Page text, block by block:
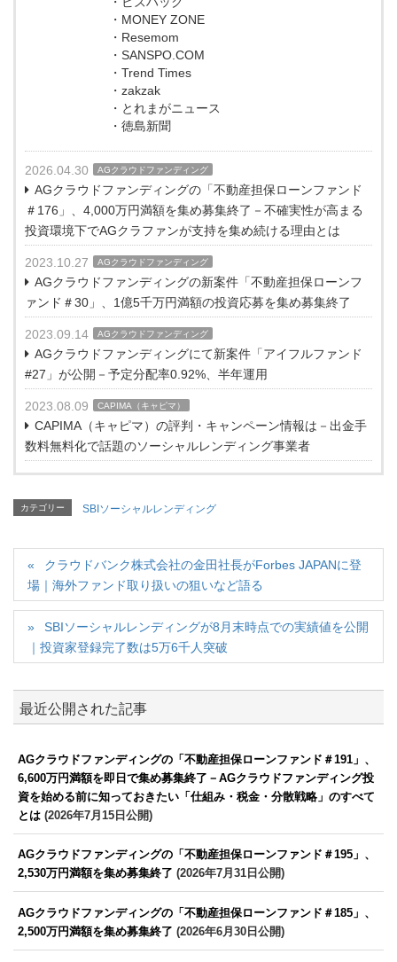
・MONEY ZONE
・Resemom
・SANSPO.COM
・Trend Times
・zakzak
・とれまがニュース
・徳島新聞
2026.04.30 AGクラウドファンディング
AGクラウドファンディングの「不動産担保ローンファンド
＃176」、4,000万円満額を集め募集終了－不確実性が高まる
投資環境下でAGクラファンが支持を集め続ける理由とは
2023.10.27 AGクラウドファンディング
AGクラウドファンディングの新案件「不動産担保ローンフ
ァンド＃30」、1億5千万円満額の投資応募を集め募集終了
2023.09.14 AGクラウドファンディング
AGクラウドファンディングにて新案件「アイフルファンド
#27」が公開－予定分配率0.92%、半年運用
2023.08.09 CAPIMA（キャピマ）
CAPIMA（キャピマ）の評判・キャンペーン情報は－出金手
数料無料化で話題のソーシャルレンディング事業者
カテゴリー SBIソーシャルレンディング
クラウドバンク株式会社の金田社長がForbes JAPANに登
場｜海外ファンド取り扱いの狙いなど語る
SBIソーシャルレンディングが8月末時点での実績値を公開
｜投資家登録完了数は5万6千人突破
最近公開された記事
AGクラウドファンディングの「不動産担保ローンファンド＃191」、
6,600万円満額を即日で集め募集終了－AGクラウドファンディング投
資を始める前に知っておきたい「仕組み・税金・分散戦略」のすべて
とは (2026年7月15日公開)
AGクラウドファンディングの「不動産担保ローンファンド＃195」、
2,530万円満額を集め募集終了 (2026年7月31日公開)
AGクラウドファンディングの「不動産担保ローンファンド＃185」、
2,500万円満額を集め募集終了 (2026年6月30日公開)